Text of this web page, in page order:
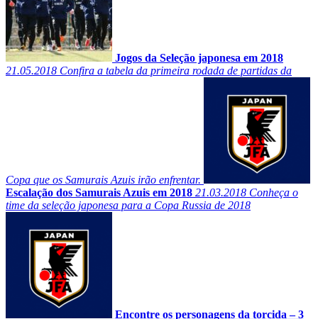
Jogos da Seleção japonesa em 2018
21.05.2018 Confira a tabela da primeira rodada de partidas da
Copa que os Samurais Azuis irão enfrentar.
Escalação dos Samurais Azuis em 2018 21.03.2018 Conheça o
time da seleção japonesa para a Copa Russia de 2018
Encontre os personagens da torcida – 3